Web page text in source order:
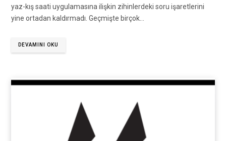
yaz-kış saati uygulamasına ilişkin zihinlerdeki soru işaretlerini
yine ortadan kaldırmadı. Geçmişte birçok…
DEVAMINI OKU